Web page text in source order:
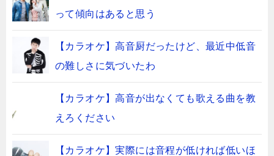
って傾向はあると思う
【カラオケ】高音厨だったけど、最近中低音
の難しさに気づいたわ
【カラオケ】高音が出なくても歌える曲を教
えろください
【カラオケ】実際には音程が低ければ低いほ